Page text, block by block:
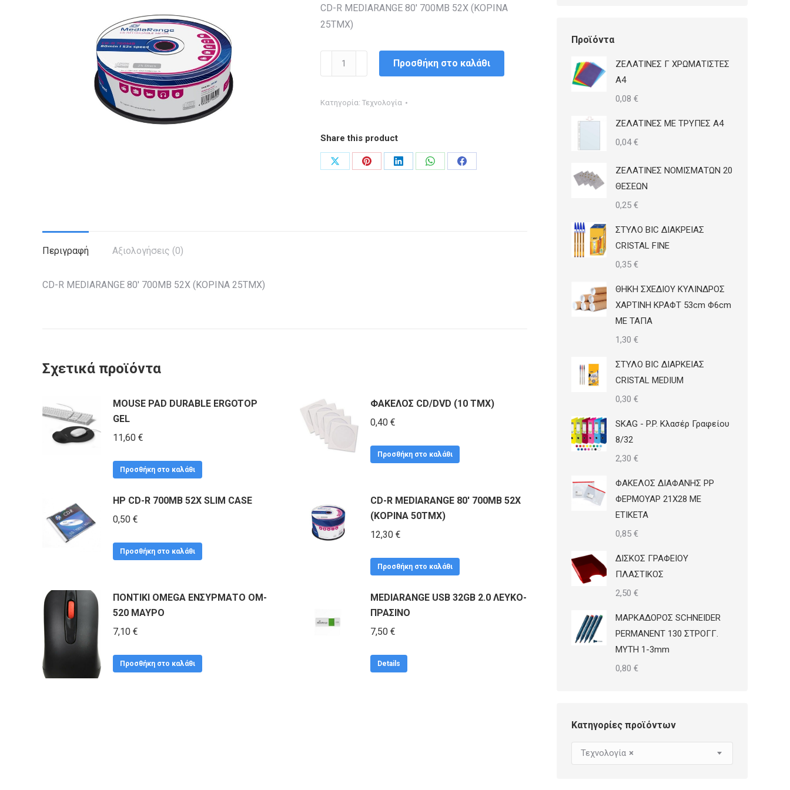
CD-R MEDIARANGE 80′ 700MB 52X (ΚΟΡΙΝΑ
25ΤΜΧ)
R
80'
52X
(ΚΟΡΙΝΑ
25ΤΜΧ)
Προσθήκη στο καλάθι
Κατηγορία: Τεχνολογία
Share this product
Share
Share
Share
Share
Share
Περιγραφή Αξιολογήσεις (0)
CD-R MEDIARANGE 80′ 700MB 52X (ΚΟΡΙΝΑ 25ΤΜΧ)
Σχετικά προϊόντα
MOUSE PAD DURABLE ERGOTOP
GEL
11,60 €
Προσθήκη στο καλάθι
ΦΑΚΕΛΟΣ CD/DVD (10 ΤΜΧ)
0,40 €
Προσθήκη στο καλάθι
HP CD-R 700MB 52X SLIM CASE
0,50 €
Προσθήκη στο καλάθι
CD-R MEDIARANGE 80' 700MB 52X
(ΚΟΡΙΝΑ 50ΤΜΧ)
12,30 €
Προσθήκη στο καλάθι
ΠΟΝΤΙΚΙ OMEGA ΕΝΣΥΡΜΑΤΟ OM-
520 ΜΑΥΡΟ
7,10 €
Προσθήκη στο καλάθι
MEDIARANGE USB 32GB 2.0 ΛΕΥΚΟ-
ΠΡΑΣΙΝΟ
7,50 €
Details
Προϊόντα
ΖΕΛΑΤΙΝΕΣ Γ ΧΡΩΜΑΤΙΣΤΕΣ
Α4
0,08 €
ΖΕΛΑΤΙΝΕΣ ΜΕ ΤΡΥΠΕΣ Α4
0,04€
ΖΕΛΑΤΙΝΕΣ ΝΟΜΙΣΜΑΤΩΝ 20
ΘΕΣΕΩΝ
0,25 €
ΣΤΥΛΟ BIC ΔΙΑΚΡΕΙΑΣ
CRISTAL FINE
0,35 €
ΘΗΚΗ ΣΧΕΔΙΟΥ ΚΥΛΙΝΔΡΟΣ
ΧΑΡΤΙΝΗ ΚΡΑΦΤ 53cm Φ6cm
ΜΕ ΤΑΠΑ
1,30 €
ΣΤΥΛΟ BIC ΔΙΑΡΚΕΙΑΣ
CRISTAL MEDIUM
0,30 €
SKAG - P.P. Κλασέρ Γραφείου
8/32
2,30 €
ΦΑΚΕΛΟΣ ΔΙΑΦΑΝΗΣ PP
ΦΕΡΜΟΥΑΡ 21Χ28 ΜΕ
ΕΤΙΚΕΤΑ
0,85 €
ΔΙΣΚΟΣ ΓΡΑΦΕΙΟΥ
ΠΛΑΣΤΙΚΟΣ
2,50 €
ΜΑΡΚΑΔΟΡΟΣ SCHNEIDER
PERMANENT 130 ΣΤΡΟΓΓ.
ΜΥΤΗ 1-3mm
0,80 €
Κατηγορίες προϊόντων
×
Τεχνολογία